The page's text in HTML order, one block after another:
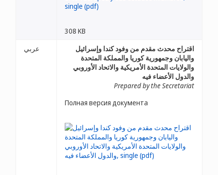
308 KB
عربي
اقتراح محدث مقدم من وفود كندا وإسرائيل
واليابان وجمهورية كوريا والمملكة المتحدة
والولايات المتحدة الأمريكية والاتحاد الأوروبي
والدول الأعضاء فيه
Prepared by the Secretariat
Полная версия документа